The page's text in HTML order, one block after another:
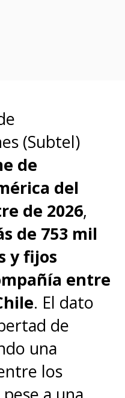
a una
para
su base
a la
la
entre su
software
de
superior
(Subtel)
de
del
de 2026,
de 753 mil
y fijos
entre
. El dato
de
una
los